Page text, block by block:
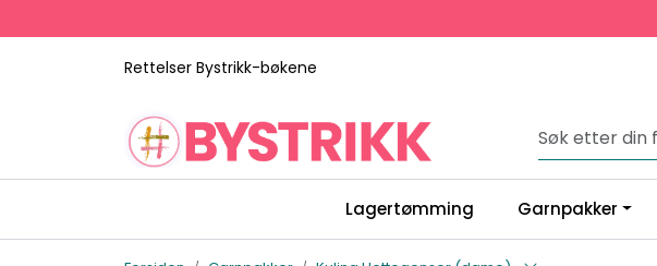
Rettelser Bystrikk-bøkene
Lagertømming Garnpakker